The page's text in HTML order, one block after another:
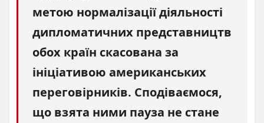
метою нормалізації діяльності
дипломатичних представництв
обох країн скасована за
ініціативою американських
переговірників. Сподіваємося,
що взята ними пауза не стане